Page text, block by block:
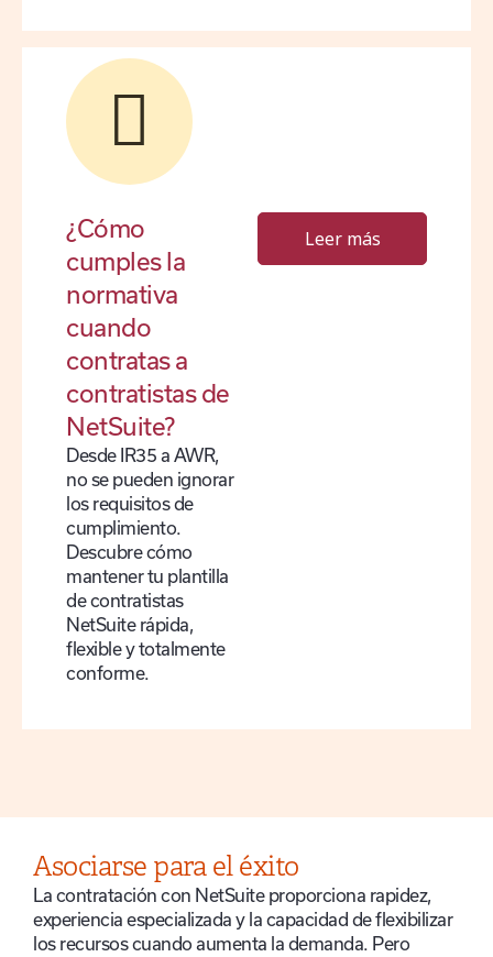
¿Cómo
cumples la
normativa
cuando
contratas a
contratistas de
NetSuite?
Desde IR35 a AWR,
no se pueden ignorar
los requisitos de
cumplimiento.
Descubre cómo
mantener tu plantilla
de contratistas
NetSuite rápida,
flexible y totalmente
conforme.
Leer más
Asociarse para el éxito
La contratación con NetSuite proporciona rapidez,
experiencia especializada y la capacidad de flexibilizar
los recursos cuando aumenta la demanda. Pero